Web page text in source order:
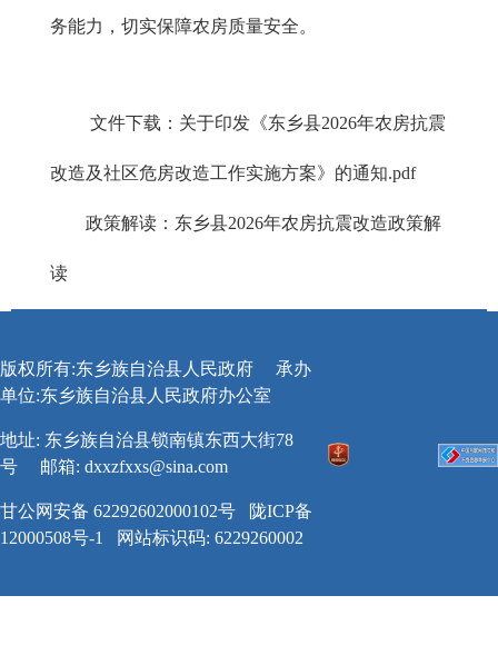
务能力，切实保障农房质量安全。
文件下载： 关于印发《东乡县2026年农房抗震
改造及社区危房改造工作实施方案》的通知.pdf
政策解读： 东乡县2026年农房抗震改造政策解
读
版权所有:东乡族自治县人民政府
承办
单位:东乡族自治县人民政府办公室
地址: 东乡族自治县锁南镇东西大街78
号
邮箱: dxxzfxxs@sina.com
甘公网安备 62292602000102号
陇ICP备
12000508号-1
网站标识码: 6229260002